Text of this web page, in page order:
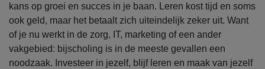
kans op groei en succes in je baan. Leren kost tijd en soms
ook geld, maar het betaalt zich uiteindelijk zeker uit. Want
of je nu werkt in de zorg, IT, marketing of een ander
vakgebied: bijscholing is in de meeste gevallen een
noodzaak. Investeer in jezelf, blijf leren en maak van jezelf